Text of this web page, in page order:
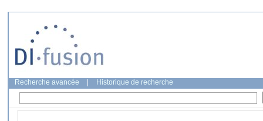
Recherche avancée Historique de recherche